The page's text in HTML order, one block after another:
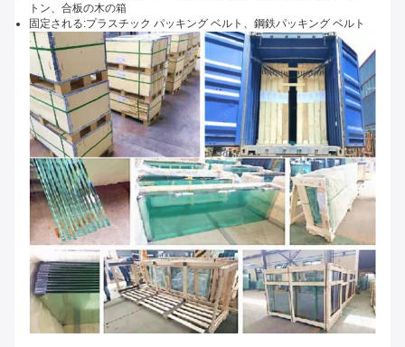
トン、合板の木の箱
固定される:プラスチック パッキング ベルト、鋼鉄パッキング ベルト